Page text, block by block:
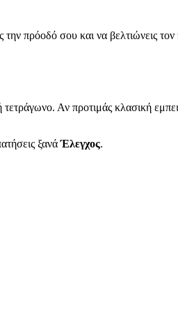
πρόοδό σου και να βελτιώνεις
τετράγωνο. Αν προτιμάς κλασική
ξανάΈλεγχος.